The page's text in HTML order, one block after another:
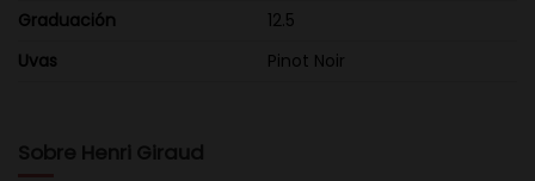
Graduación
12.5
Uvas
Pinot Noir
Sobre Henri Giraud